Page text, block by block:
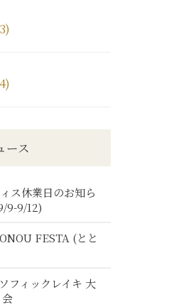
ース
ス休業日のお知ら
9-9/12)
FESTA (とと
フィックレイキ 大